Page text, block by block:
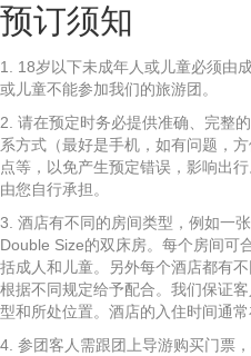
预订须知
1. 18岁以下未成年人或儿童必须由
或儿童不能参加我们的旅游团。
2. 请在预定时务必提供准确、完整
系方式（最好是手机，如有问题，
点等，以免产生预定错误，影响出
由您自行承担。
3. 酒店有不同的房间类型，例如一
Double Size的双床房。每个房间可
括成人和儿童。另外每个酒店都有
根据不同规定给予配合。我们保证
型和所处位置。酒店的入住时间通常
4. 参团客人需跟团上导游购买门票